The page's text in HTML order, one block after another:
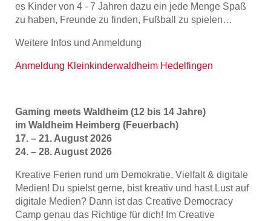
es Kinder von 4 - 7 Jahren dazu ein jede Menge Spaß
zu haben, Freunde zu finden, Fußball zu spielen…
Weitere Infos und Anmeldung
Anmeldung Kleinkinderwaldheim Hedelfingen
Gaming meets Waldheim (12 bis 14 Jahre)
im Waldheim Heimberg (Feuerbach)
17. – 21. August 2026
24. – 28. August 2026
Kreative Ferien rund um Demokratie, Vielfalt & digitale
Medien! Du spielst gerne, bist kreativ und hast Lust auf
digitale Medien? Dann ist das Creative Democracy
Camp genau das Richtige für dich! Im Creative